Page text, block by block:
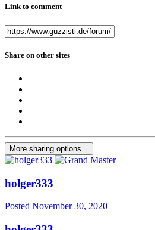
Link to comment
Share on other sites
More sharing options...
holger333
Posted November 30, 2020